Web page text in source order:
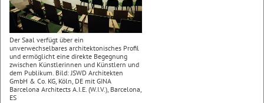
Der Saal verfügt über ein
unverwechselbares architektonisches Profil
und ermöglicht eine direkte Begegnung
zwischen Künstlerinnen und Künstlern und
dem Publikum. Bild: JSWD Architekten
GmbH & Co. KG, Köln, DE mit GINA
Barcelona Architects A.I.E. (W.I.V.), Barcelona,
ES